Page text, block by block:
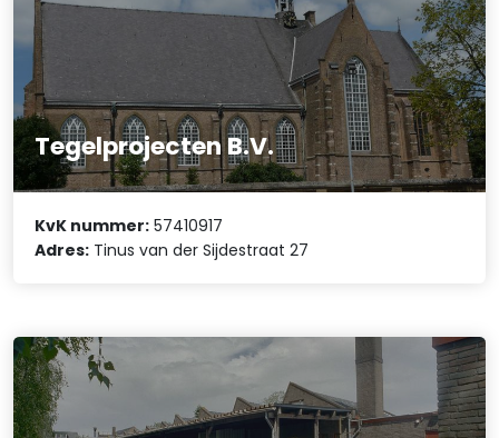
Tegelprojecten B.V.
KvK nummer: 57410917
Adres: Tinus van der Sijdestraat 27